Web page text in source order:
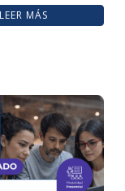
LEER MÁS